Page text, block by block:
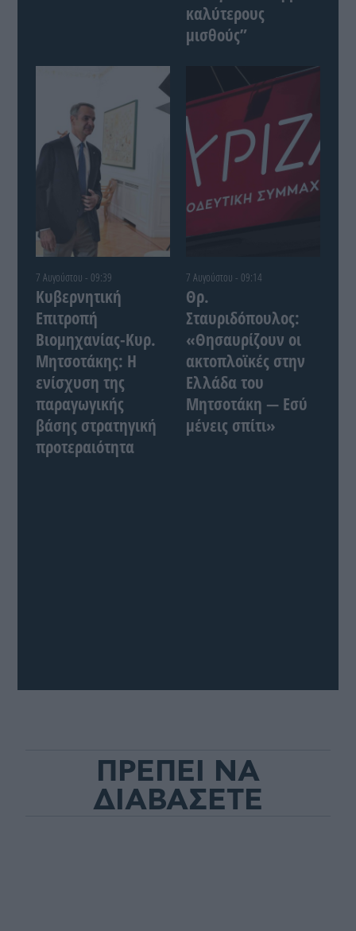
καλύτερους
μισθούς”
7 Αυγούστου - 09:39
Κυβερνητική
Επιτροπή
Βιομηχανίας-Κυρ.
Μητσοτάκης: Η
ενίσχυση της
παραγωγικής
βάσης στρατηγική
προτεραιότητα
7 Αυγούστου - 09:14
Θρ.
Σταυριδόπουλος:
«Θησαυρίζουν οι
ακτοπλοϊκές στην
Ελλάδα του
Μητσοτάκη — Εσύ
μένεις σπίτι»
ΠΡΕΠΕΙ ΝΑ
ΔΙΑΒΑΣΕΤΕ